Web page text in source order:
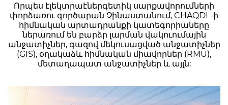
Որպես էլեկտրաէներգետիկ սարքավորումների
փորձառու գործարան Չինաստանում, CHAQDL-ի
հիմնական արտադրանքի կատեգորիաները
ներառում են բարձր լարման վակուումային
անջատիչներ, գազով մեկուսացված անջատիչներ
(GIS), օղակաձև հիմնական միավորներ (RMU),
մետաղապատ անջատիչներ և այլն: